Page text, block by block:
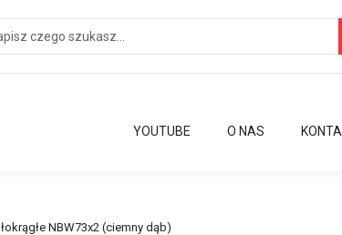
O NAS
YOUTUBE
NBW73x2 (ciemny dąb)